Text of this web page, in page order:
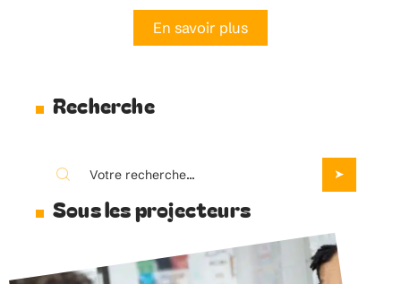
En savoir plus
Recherche
Sous les projecteurs